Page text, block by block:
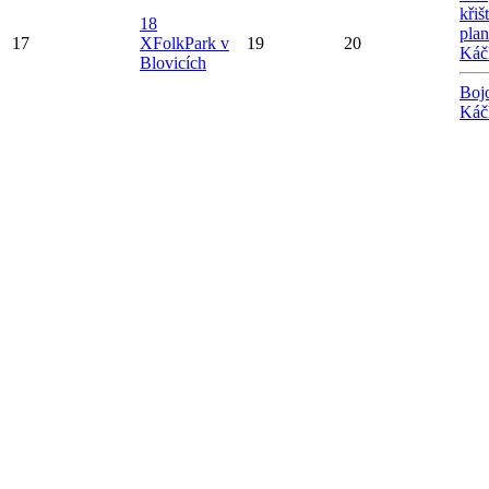
17
18
XFolkPark v
Blovicích
19 20